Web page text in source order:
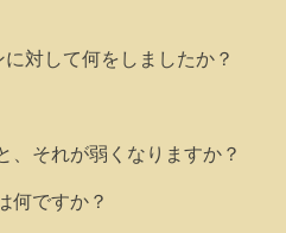
対して何をしましたか？
、それが弱くなりますか？
何ですか？